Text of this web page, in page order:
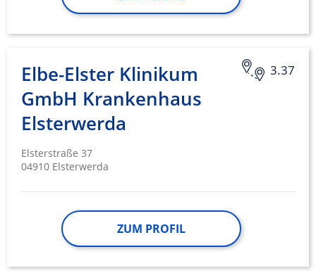
3.37
Elbe-Elster Klinikum
GmbH Krankenhaus
Elsterwerda
Elsterstraße 37
04910 Elsterwerda
ZUM PROFIL